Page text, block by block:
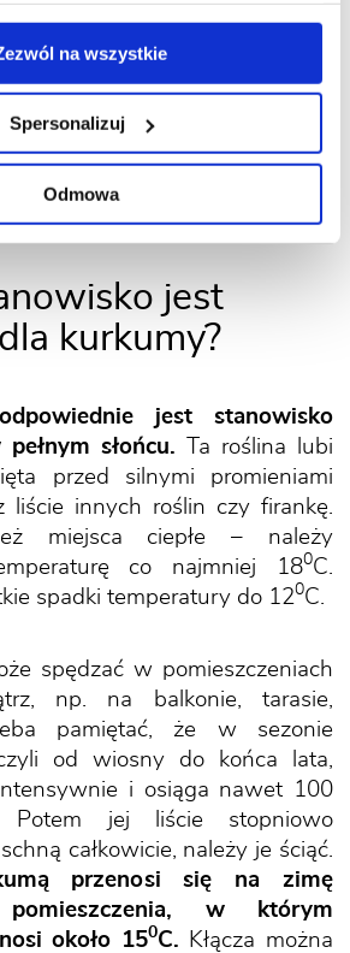
na wszystkie
Spersonalizuj
Odmowa
około 5 cm. Pierwsze listki
Dodatki do podłoży – jakie
jest
kurkumy?
jest stanowisko
słońcu. Ta roślina lubi
przed silnymi promieniami
liście innych roślin czy firankę.
miejsca ciepłe – należy
co najmniej 180C.
spadki temperatury do 120C.
spędzać w pomieszczeniach
np. na balkonie, tarasie,
pamiętać, że w sezonie
od wiosny do końca lata,
i osiąga nawet 100
Potem jej liście stopniowo
całkowicie, należy je ściąć.
przenosi się na zimę
w którym
około 150C. Kłącza można